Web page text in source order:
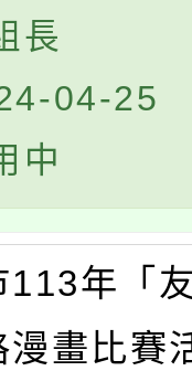
長
04-25
中
113年「
漫畫比賽